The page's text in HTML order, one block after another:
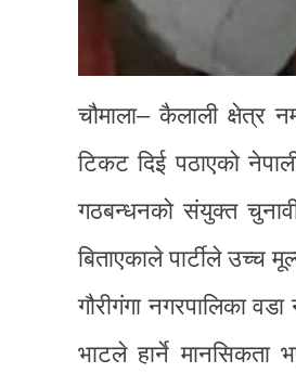
चौमाला– कैलाली क्षेत्र
टिकट दिई पठाएको
गठबन्धनको संयुक्त
बिताएकाले पार्टीले उच्च
गौरीगंगा नगरपालिका
भाटले हार्ने